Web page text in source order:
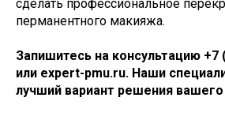
сделать профессиональное
перманентного макияжа.
Запишитесь на консультацию +7
или expert-pmu.ru. Наши
лучший вариант решения вашего